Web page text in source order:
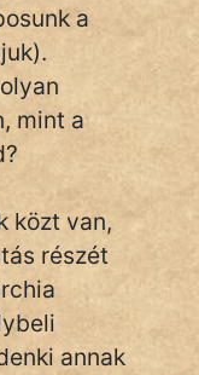
a
mint a
közt van,
részét
annak